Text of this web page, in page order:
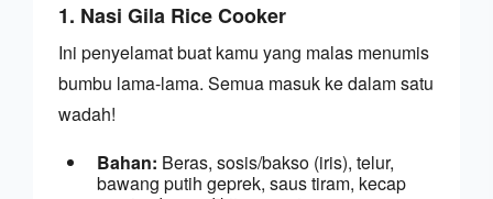
1. Nasi Gila Rice Cooker
Ini penyelamat buat kamu yang malas menumis
bumbu lama-lama. Semua masuk ke dalam satu
wadah!
Bahan: Beras, sosis/bakso (iris), telur,
bawang putih geprek, saus tiram, kecap